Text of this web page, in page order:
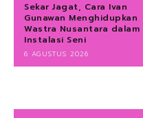
Sekar Jagat, Cara Ivan
Gunawan Menghidupkan
Wastra Nusantara dalam
Instalasi Seni
6 AGUSTUS 2026